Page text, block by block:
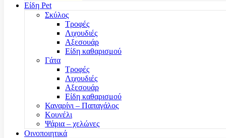
Είδη Pet
Σκύλος
Τροφές
Λιχουδιές
Αξεσουάρ
Είδη καθαρισμού
Γάτα
Τροφές
Λιχουδιές
Αξεσουάρ
Είδη καθαρισμού
Καναρίνι – Παπαγάλος
Κουνέλι
Ψάρια – χελώνες
Οινοποιητικά